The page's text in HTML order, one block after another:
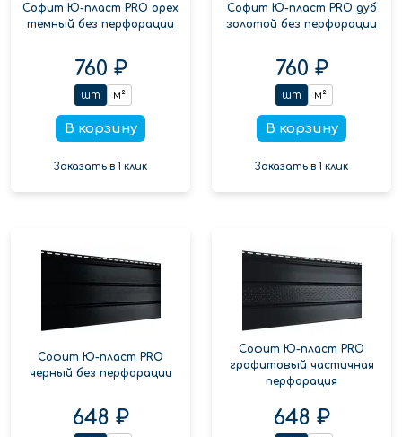
Софит Ю-пласт PRO орех
темный без перфорации
760 ₽
шт м²
В корзину
Заказать в 1 клик
Софит Ю-пласт PRO дуб
золотой без перфорации
760 ₽
шт м²
В корзину
Заказать в 1 клик
Софит Ю-пласт PRO
черный без перфорации
648 ₽
Софит Ю-пласт PRO
графитовый частичная
перфорация
648 ₽